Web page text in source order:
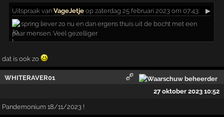
Uitspraak vanVageJetje op zaterdag 25 februari 2023 om 07:43:
▶
spring liever zo nu en dan ergens thuis uit de bocht met een
paar mensen. Veel gezelliger
dat is ook zo
WHITERAVER01
27 oktober 2023 10:52
Pandemonium 18/11/2023 !